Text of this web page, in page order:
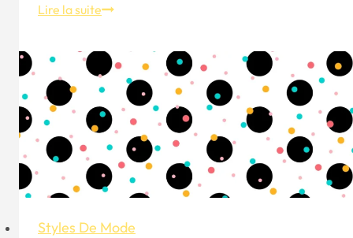
Lire la suiteSchéma
du
style
masculin
d'été
-
Comment
choisir
les
shirts
Styles De Mode